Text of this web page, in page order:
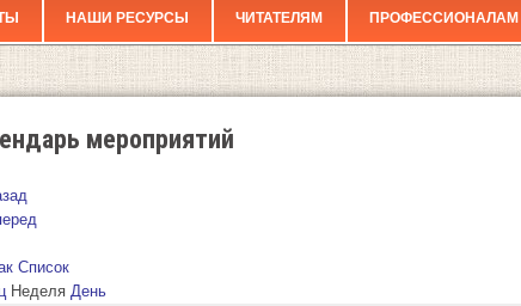
НАШИ РЕСУРСЫ ЧИТАТЕЛЯМ ПРОФЕССИОНАЛАМ
мероприятий
Список
Неделя День